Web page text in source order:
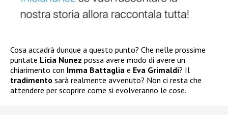
Cosa accadrà dunque a questo punto? Che nelle prossime
puntate Licia Nunez possa avere modo di avere un
chiarimento con Imma Battaglia e Eva Grimaldi? Il
tradimento sarà realmente avvenuto? Non ci resta che
attendere per scoprire come si evolveranno le cose.